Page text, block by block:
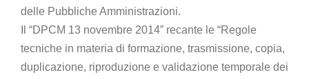
delle Pubbliche Amministrazioni.
Il “DPCM 13 novembre 2014” recante le “Regole
tecniche in materia di formazione, trasmissione, copia,
duplicazione, riproduzione e validazione temporale dei